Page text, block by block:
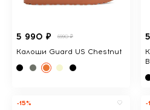
5 990 ₽ 6990 ₽
Калоши Guard US Chestnut
-15% -